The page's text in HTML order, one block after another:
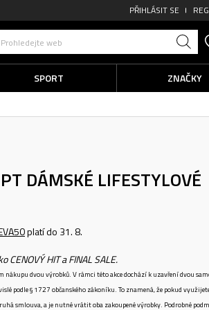
PŘIHLÁSIT SE
Prohledejte web
SPORT ZNAČKY
DÁMSKÉ LIFESTYLOVÉ
platí do 31. 8.
HIT a FINAL SALE.
nákupu dvou výrobků. V rámci této akce dochází k uzavření dvou
podle § 1727 občanského zákoníku. To znamená, že pokud
smlouva, a je nutné vrátit oba zakoupené výrobky. Podrobné